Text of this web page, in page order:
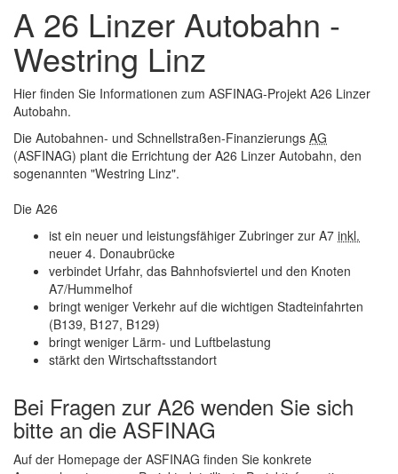
schließen
A 26 Linzer Autobahn -
Westring Linz
Hier finden Sie Informationen zum ASFINAG-Projekt A26 Linzer
Autobahn.
Die Autobahnen- und Schnellstraßen-Finanzierungs AG
(ASFINAG) plant die Errichtung der A26 Linzer Autobahn, den
sogenannten "Westring Linz".
Die A26
ist ein neuer und leistungsfähiger Zubringer zur A7 inkl.
neuer 4. Donaubrücke
verbindet Urfahr, das Bahnhofsviertel und den Knoten
A7/Hummelhof
bringt weniger Verkehr auf die wichtigen Stadteinfahrten
(B139, B127, B129)
bringt weniger Lärm- und Luftbelastung
stärkt den Wirtschaftsstandort
Bei Fragen zur A26 wenden Sie sich
bitte an die ASFINAG
Auf der Homepage der ASFINAG finden Sie konkrete